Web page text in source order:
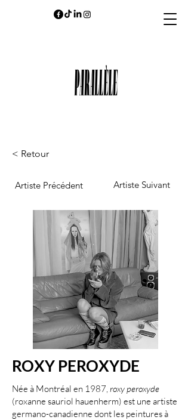
< Retour
Artiste Précédent Artiste Suivant
ROXY PEROXYDE
Née à Montréal en 1987, roxy peroxyde
(roxanne sauriol hauenherm) est une artiste
germano-canadienne dont les peintures à